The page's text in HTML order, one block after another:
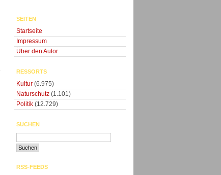
SEITEN
Startseite
Impressum
Über den Autor
RESSORTS
Kultur (6.975)
Naturschutz (1.101)
Politik (12.729)
SUCHEN
RSS-FEEDS